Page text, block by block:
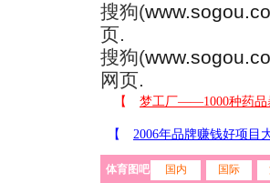
搜狗(
页.
搜狗(
网页.
体育图吧 国内 国际